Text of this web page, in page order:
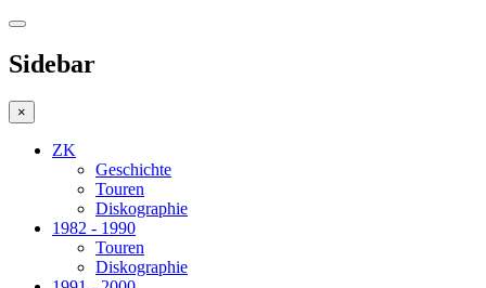
Sidebar
×
ZK
Geschichte
Touren
Diskographie
1982 - 1990
Touren
Diskographie